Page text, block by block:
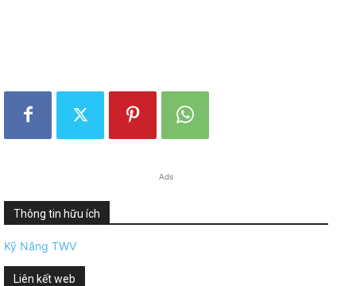
Ads
Thông tin hữu ích
Kỹ Năng TWV
Liên kết web